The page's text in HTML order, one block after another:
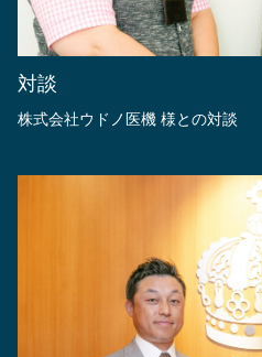
対談
株式会社ウドノ医機 様との対談